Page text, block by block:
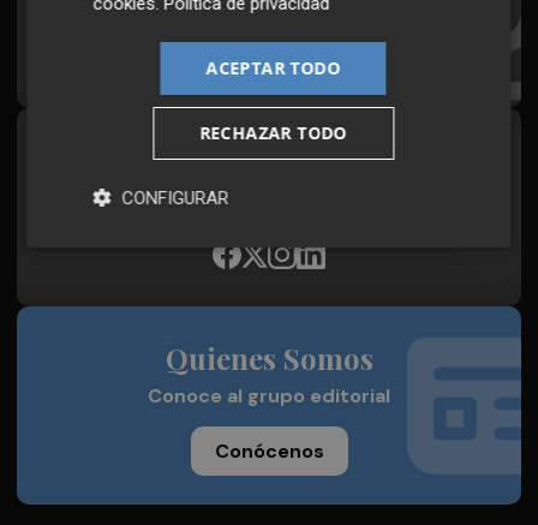
Síguenos en redes
Plaza Podcast, desde cualquier medio
Quienes Somos
Conoce al grupo editorial
Conócenos
ACEPTAR TODO
RECHAZAR TODO
CONFIGURAR